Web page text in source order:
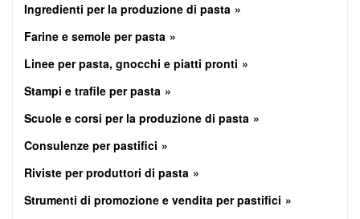
Ingredienti per la produzione di pasta
Farine e semole per pasta
Linee per pasta, gnocchi e piatti pronti
Stampi e trafile per pasta
Scuole e corsi per la produzione di pasta
Consulenze per pastifici
Riviste per produttori di pasta
Strumenti di promozione e vendita per pastifici